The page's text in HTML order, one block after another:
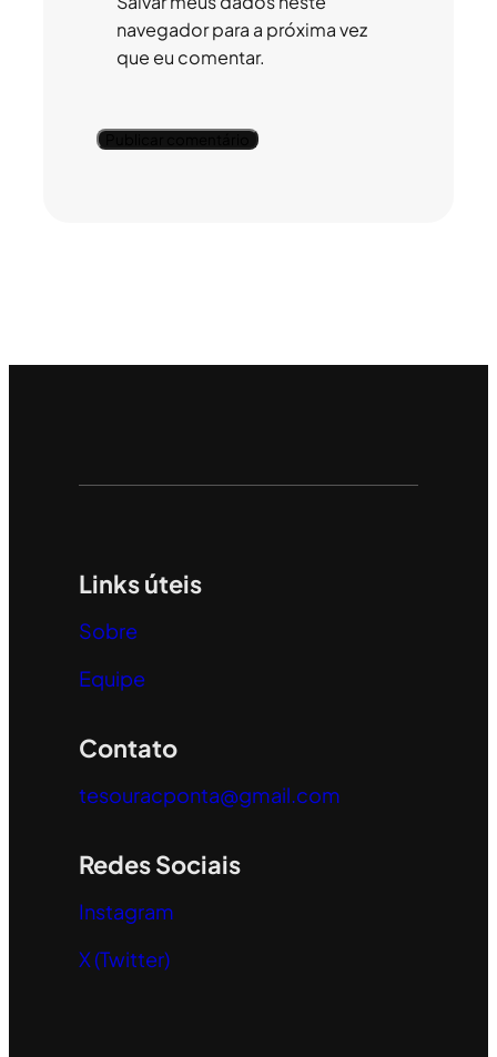
navegador para a próxima vez
que eu comentar.
Links úteis
Sobre
Equipe
Contato
tesouracponta@gmail.com
Redes Sociais
Instagram
X (Twitter)